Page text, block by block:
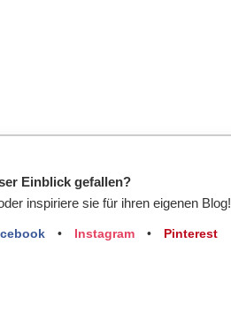
Einblick gefallen?
inspiriere sie für ihren eigenen Blog!
• Instagram • Pinterest